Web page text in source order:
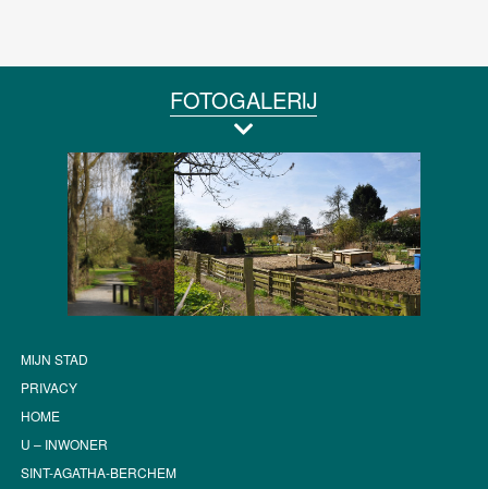
FOTOGALERIJ
MIJN STAD
PRIVACY
HOME
U – INWONER
SINT-AGATHA-BERCHEM